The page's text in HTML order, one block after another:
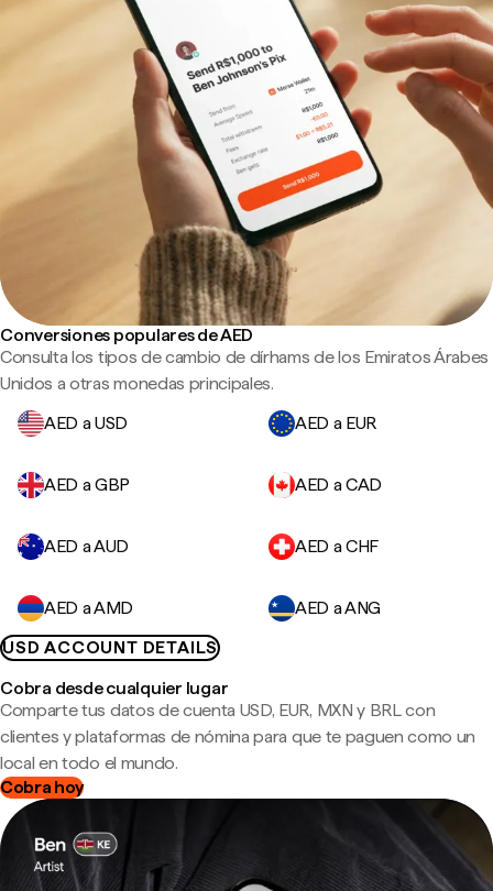
Conversiones populares de AED
Consulta los tipos de cambio de dírhams de los Emiratos Árabes
Unidos a otras monedas principales.
AED a USD
AED a EUR
AED a GBP AED a CAD
AED a AUD AED a CHF
AED a AMD
AED a ANG
USD ACCOUNT DETAILS
Cobra desde cualquier lugar
Comparte tus datos de cuenta USD, EUR, MXN y BRL con
clientes y plataformas de nómina para que te paguen como un
local en todo el mundo.
Cobra hoy